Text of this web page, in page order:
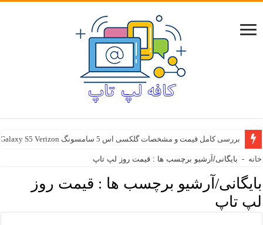
بررسی کامل قیمت و مشخصات گلکسی اس 5 سامسونگ Samsung Galaxy S5 Verizon
خانه - بایگانی/آرشیو برچسب ها : قیمت روز لپ تاپ
بایگانی/آرشیو برچسب ها : قیمت روز
لپ تاپ